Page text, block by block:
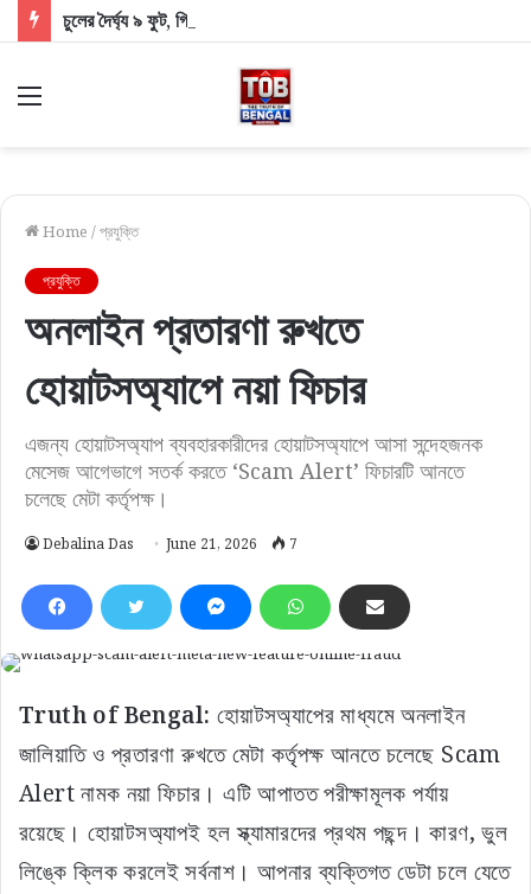
চুলের দৈর্ঘ্য ৯ ফুট, গিনেস বুকে নাম উঠল উত্তরাখণ্ডের মেয়ে রেণুর
Menu
Home /প্রযুক্তি
প্রযুক্তি
অনলাইন প্রতারণা রুখতে
হোয়াটসঅ্যাপে নয়া ফিচার
এজন্য হোয়াটসঅ্যাপ ব্যবহারকারীদের হোয়াটসঅ্যাপে আসা সন্দেহজনক
মেসেজ আগেভাগে সতর্ক করতে ‘Scam Alert’ ফিচারটি আনতে
চলেছে মেটা কর্তৃপক্ষ।
Debalina Das June 21, 2026 7
Truth of Bengal: হোয়াটসঅ্যাপের মাধ্যমে অনলাইন
জালিয়াতি ও প্রতারণা রুখতে মেটা কর্তৃপক্ষ আনতে চলেছে Scam
Alert নামক নয়া ফিচার। এটি আপাতত পরীক্ষামূলক পর্যায়
রয়েছে। হোয়াটসঅ্যাপই হল স্ক্যামারদের প্রথম পছন্দ। কারণ, ভুল
লিঙ্কে ক্লিক করলেই সর্বনাশ। আপনার ব্যক্তিগত ডেটা চলে যেতে